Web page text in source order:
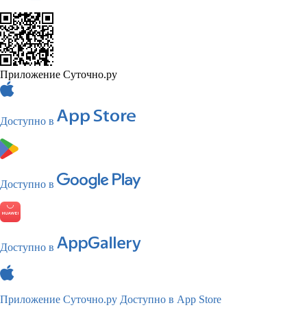
Приложение Суточно.ру
Доступно в
Доступно в
Доступно в
Приложение Суточно.ру Доступно в App Store